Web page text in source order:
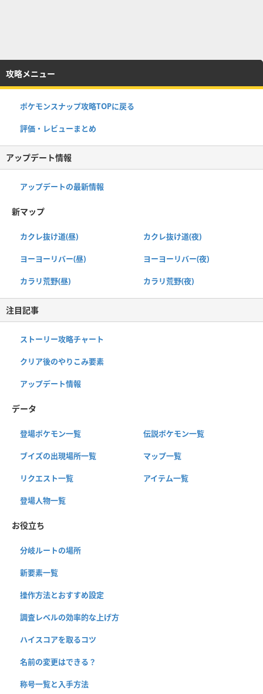
攻略メニュー
ポケモンスナップ攻略TOPに戻る
評価・レビューまとめ
アップデート情報
アップデートの最新情報
新マップ
カクレ抜け道(昼) カクレ抜け道(夜)
ヨーヨーリバー(昼) ヨーヨーリバー(夜)
カラリ荒野(昼) カラリ荒野(夜)
注目記事
ストーリー攻略チャート
クリア後のやりこみ要素
アップデート情報
データ
登場ポケモン一覧 伝説ポケモン一覧
ブイズの出現場所一覧 マップ一覧
リクエスト一覧 アイテム一覧
登場人物一覧
お役立ち
分岐ルートの場所
新要素一覧
操作方法とおすすめ設定
調査レベルの効率的な上げ方
ハイスコアを取るコツ
名前の変更はできる？
称号一覧と入手方法